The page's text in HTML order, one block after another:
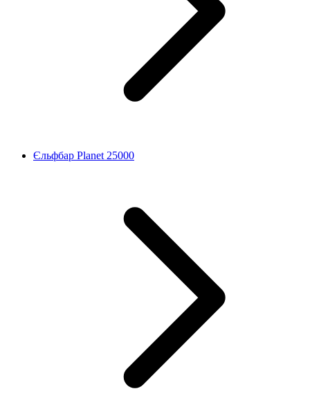
Єльфбар Planet 25000